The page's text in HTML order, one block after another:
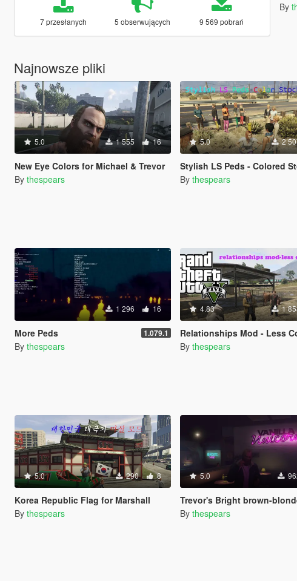
7 przesłanych 5 obserwujących 9 569 pobrań
By
Najnowsze pliki
5.0 1 555 16
New Eye Colors for Michael & Trevor
By thespears
5.0 2
Stylish LS Peds - Colored Stocking, Jeans, Eye Color, Makeup(include
By thespears
1 296 16
More Peds 1.079.1
By thespears
4.83 1
Relationships Mod - Less Cowardly
By thespears
5.0 290 8
Korea Republic Flag for Marshall
By thespears
5.0
Trevor's Bright brown-blonde Hair/
By thespears